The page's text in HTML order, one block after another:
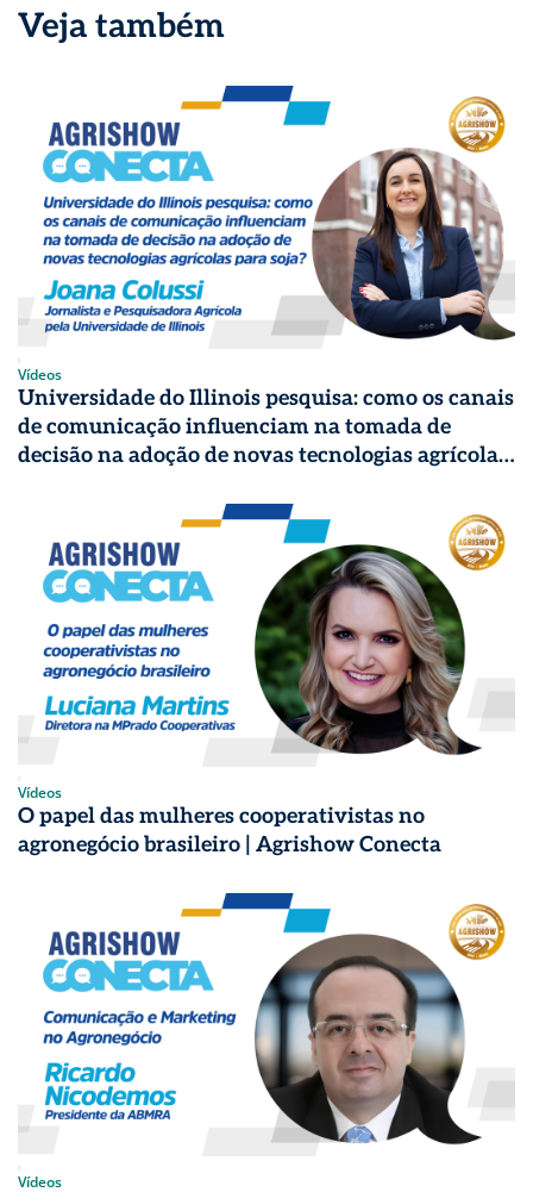
Veja também
Vídeos
Universidade do Illinois pesquisa: como os canais
de comunicação influenciam na tomada de
decisão na adoção de novas tecnologias agrícolas
Vídeos
O papel das mulheres cooperativistas no
agronegócio brasileiro | Agrishow Conecta
Vídeos